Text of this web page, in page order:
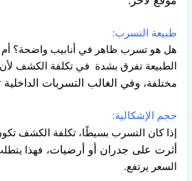
طبيعة التسرب:
هل هو تسرب ظاهر في أنابيب واضحة؟
الطبيعة تفرق بشدة في تكلفة الكشف
مختلفة، وفي الغالب التسربات
حجم الإشكالية:
إذا كان التسرب بسيطًا، تكلفة الكشف
أثرت على جدران أو أرضيات، فهذا
السعر يرتفع.